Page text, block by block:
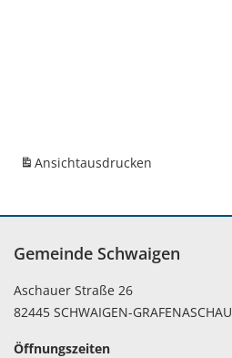
Ansichtausdrucken
Gemeinde Schwaigen
Aschauer Straße 26
82445 SCHWAIGEN-GRAFENASCHAU
Öffnungszeiten